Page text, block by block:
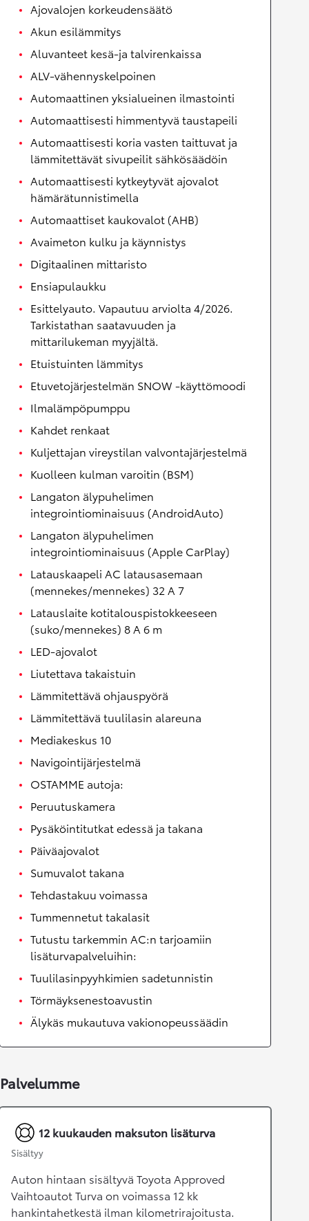
Ajovalojen korkeudensäätö
Akun esilämmitys
Aluvanteet kesä-ja talvirenkaissa
ALV-vähennyskelpoinen
Automaattinen yksialueinen ilmastointi
Automaattisesti himmentyvä taustapeili
Automaattisesti koria vasten taittuvat ja
lämmitettävät sivupeilit sähkösäädöin
Automaattisesti kytkeytyvät ajovalot
hämärätunnistimella
Automaattiset kaukovalot (AHB)
Avaimeton kulku ja käynnistys
Digitaalinen mittaristo
Ensiapulaukku
Esittelyauto. Vapautuu arviolta 4/2026.
Tarkistathan saatavuuden ja
mittarilukeman myyjältä.
Etuistuinten lämmitys
Etuvetojärjestelmän SNOW -käyttömoodi
Ilmalämpöpumppu
Kahdet renkaat
Kuljettajan vireystilan valvontajärjestelmä
Kuolleen kulman varoitin (BSM)
Langaton älypuhelimen
integrointiominaisuus (AndroidAuto)
Langaton älypuhelimen
integrointiominaisuus (Apple CarPlay)
Latauskaapeli AC latausasemaan
(mennekes/mennekes) 32 A 7
Latauslaite kotitalouspistokkeeseen
(suko/mennekes) 8 A 6 m
LED-ajovalot
Liutettava takaistuin
Lämmitettävä ohjauspyörä
Lämmitettävä tuulilasin alareuna
Mediakeskus 10
Navigointijärjestelmä
OSTAMME autoja:
Peruutuskamera
Pysäköintitutkat edessä ja takana
Päiväajovalot
Sumuvalot takana
Tehdastakuu voimassa
Tummennetut takalasit
Tutustu tarkemmin AC:n tarjoamiin
lisäturvapalveluihin:
Tuulilasinpyyhkimien sadetunnistin
Törmäyksenestoavustin
Älykäs mukautuva vakionopeussäädin
Palvelumme
12 kuukauden maksuton lisäturva
Sisältyy
Auton hintaan sisältyvä Toyota Approved
Vaihtoautot Turva on voimassa 12 kk
hankintahetkestä ilman kilometrirajoitusta.